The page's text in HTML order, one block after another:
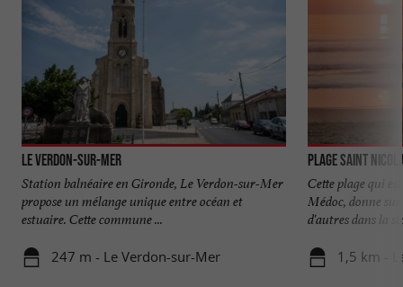
Le Verdon-sur-Mer
Station balnéaire en Gironde, Le Verdon-sur-Mer
propose un mélange unique entre océan et
estuaire. Cette commune ...
247 m - Le Verdon-sur-Mer
Plage Saint
Cette plage qui
Médoc, donne
d'autres dans la
1,5 km -